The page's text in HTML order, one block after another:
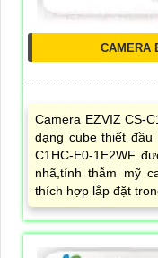
CAMERA
Camera EZVIZ CS-
dạng cube thiết đầu
C1HC-E0-1E2WF
nhã,tính thẫm mỹ
thích hợp lắp đặt